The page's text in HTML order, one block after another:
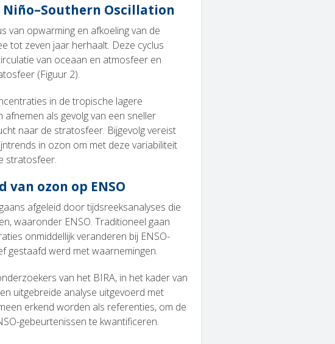
Oscillation
van opwarming en afkoeling van de
tot zeven jaar herhaalt. Deze cyclus
van oceaan en atmosfeer en
(Figuur 2).
in de tropische lagere
als gevolg van een sneller
naar de stratosfeer. Bijgevolg vereist
in ozon om met deze variabiliteit
stratosfeer.
ozon op ENSO
afgeleid door tijdsreeksanalyses die
waaronder ENSO. Traditioneel gaan
onmiddellijk veranderen bij ENSO-
gestaafd werd met waarnemingen.
van het BIRA, in het kader van
uitgebreide analyse uitgevoerd met
erkend worden als referenties, om de
gebeurtenissen te kwantificeren.